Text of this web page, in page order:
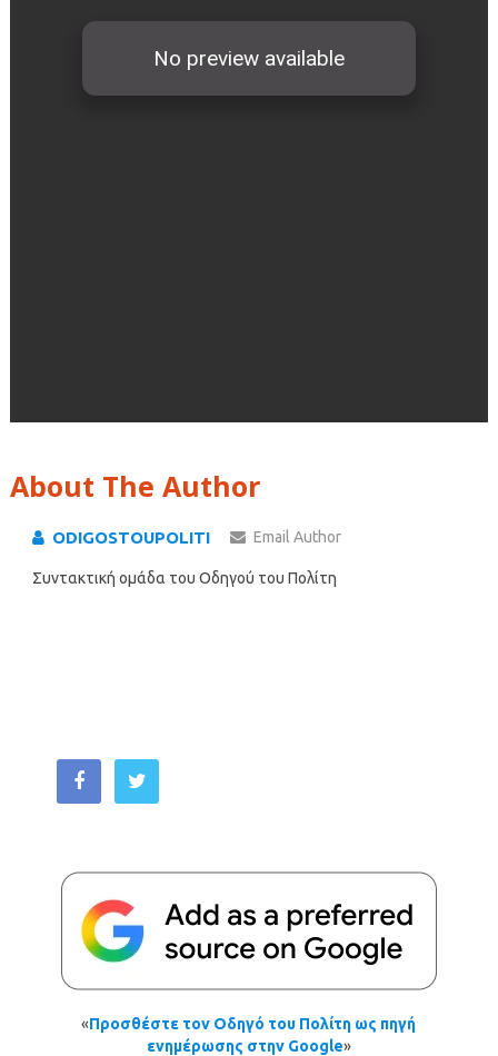
About The Author
ODIGOSTOUPOLITI Email Author
Συντακτική ομάδα του Οδηγού του Πολίτη
«Προσθέστε τον Οδηγό του Πολίτη ως πηγή
ενημέρωσης στην Google»